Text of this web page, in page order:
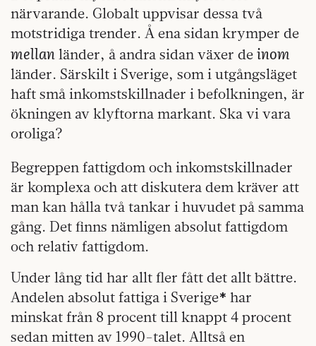
närvarande. Globalt uppvisar dessa två
motstridiga trender. Å ena sidan krymper de
mellan länder, å andra sidan växer de inom
länder. Särskilt i Sverige, som i utgångsläget
haft små inkomstskillnader i befolkningen, är
ökningen av klyftorna markant. Ska vi vara
oroliga?
Begreppen fattigdom och inkomstskillnader
är komplexa och att diskutera dem kräver att
man kan hålla två tankar i huvudet på samma
gång. Det finns nämligen absolut fattigdom
och relativ fattigdom.
Under lång tid har allt fler fått det allt bättre.
Andelen absolut fattiga i Sverige* har
minskat från 8 procent till knappt 4 procent
sedan mitten av 1990-talet. Alltså en